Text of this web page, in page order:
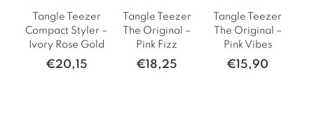
Tangle Teezer
Compact Styler –
Ivory Rose Gold
€20,15
Tangle Teezer
The Original –
Pink Fizz
€18,25
Tangle Teezer
The Original –
Pink Vibes
€15,90